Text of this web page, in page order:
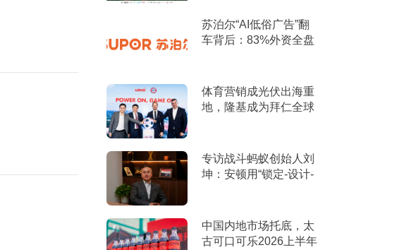
苏泊尔“AI低俗广告”翻
车背后：83%外资全盘
体育营销成光伏出海重
地，隆基成为拜仁全球
专访战斗蚂蚁创始人刘
坤：安顿用“锁定-设计-
中国内地市场托底，太
古可口可乐2026上半年